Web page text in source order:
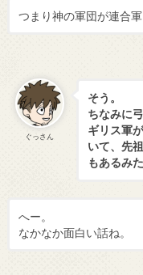
つまり神の軍団が連合
ぐっさん
そう。
ちなみに
ギリス軍
いて、先
もあるみた
へー。
なかなか面白い話ね。